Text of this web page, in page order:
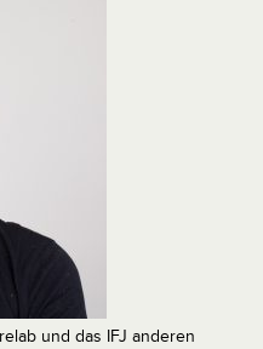
und das IFJ anderen